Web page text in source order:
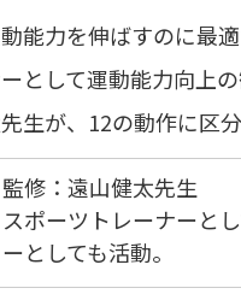
能力を伸ばすのに最
として運動能力向上
生が、12の動作に区
監修：遠山健太先生
スポーツトレーナーと
ーとしても活動。